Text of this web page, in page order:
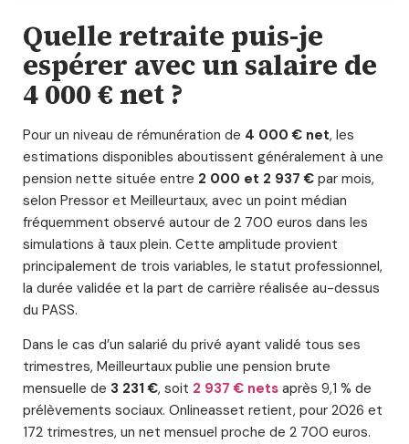
Quelle retraite puis-je
espérer avec un salaire de
4 000 € net ?
Pour un niveau de rémunération de 4 000 € net, les
estimations disponibles aboutissent généralement à une
pension nette située entre 2 000 et 2 937 € par mois,
selon Pressor et Meilleurtaux, avec un point médian
fréquemment observé autour de 2 700 euros dans les
simulations à taux plein. Cette amplitude provient
principalement de trois variables, le statut professionnel,
la durée validée et la part de carrière réalisée au-dessus
du PASS.
Dans le cas d’un salarié du privé ayant validé tous ses
trimestres, Meilleurtaux publie une pension brute
mensuelle de 3 231 €, soit 2 937 € nets après 9,1 % de
prélèvements sociaux. Onlineasset retient, pour 2026 et
172 trimestres, un net mensuel proche de 2 700 euros.